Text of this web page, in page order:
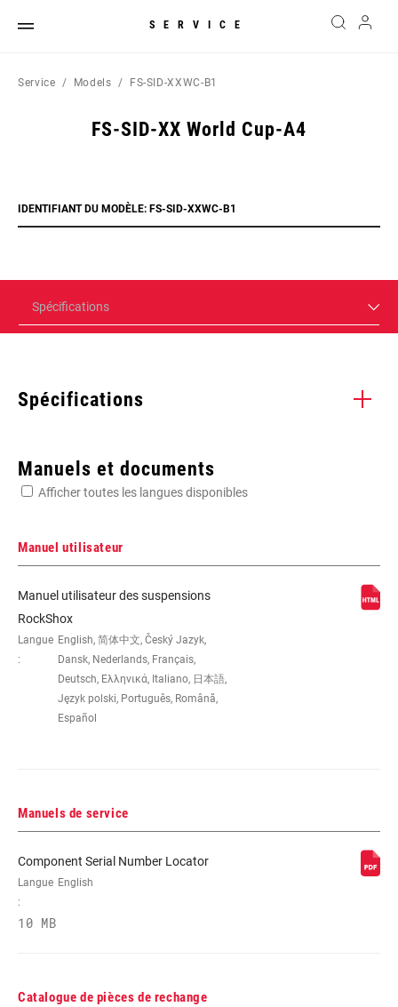
SERVICE
Service Models FS-SID-XXWC-B1
FS-SID-XX World Cup-A4
IDENTIFIANT DU MODÈLE: FS-SID-XXWC-B1
Spécifications
Spécifications
DIMENSION DE LA
27.5", 29"
DÉBATTEMENT
100mm
AXE
Manuels et documents
Afficher toutes les langues disponibles
Manuel utilisateur
Manuel utilisateur des suspensions
RockShox
Langue
:
English, 简体中文, Český Jazyk,
Dansk, Nederlands, Français,
Deutsch, Ελληνικά, Italiano, 日本語,
Język polski, Português, Română,
Español
Manuels de service
Component Serial Number Locator
Langue
:
English
10 MB
Catalogue de pièces de rechange